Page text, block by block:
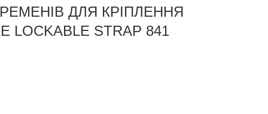
ДЛЯ КРІПЛЕННЯ
STRAP 841